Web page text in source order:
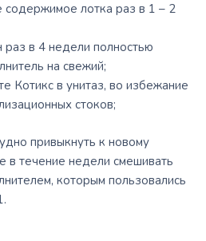
лотка раз в 1 – 2
в 4 недели полностью
на свежий;
Котикс в унитаз, во избежание
стоков;
привыкнуть к новому
в течение недели смешивать
которым пользовались